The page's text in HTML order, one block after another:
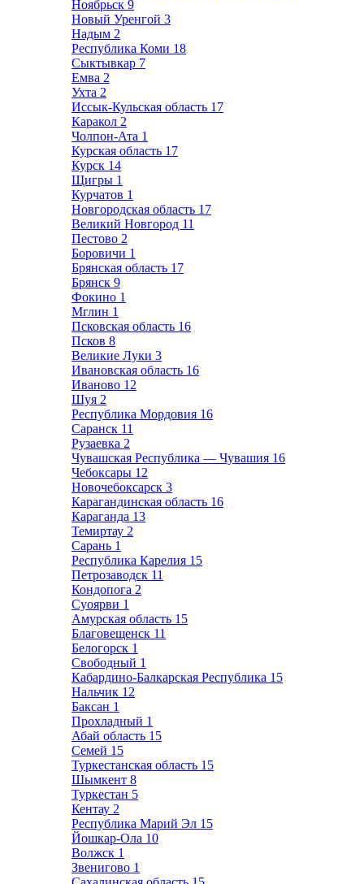
Ноябрьск 9
Новый Уренгой 3
Надым 2
Республика Коми 18
Сыктывкар 7
Емва 2
Ухта 2
Иссык-Кульская область 17
Каракол 2
Чолпон-Ата 1
Курская область 17
Курск 14
Щигры 1
Курчатов 1
Новгородская область 17
Великий Новгород 11
Пестово 2
Боровичи 1
Брянская область 17
Брянск 9
Фокино 1
Мглин 1
Псковская область 16
Псков 8
Великие Луки 3
Ивановская область 16
Иваново 12
Шуя 2
Республика Мордовия 16
Саранск 11
Рузаевка 2
Чувашская Республика — Чувашия 16
Чебоксары 12
Новочебоксарск 3
Карагандинская область 16
Караганда 13
Темиртау 2
Сарань 1
Республика Карелия 15
Петрозаводск 11
Кондопога 2
Суоярви 1
Амурская область 15
Благовещенск 11
Белогорск 1
Свободный 1
Кабардино-Балкарская Республика 15
Нальчик 12
Баксан 1
Прохладный 1
Абай область 15
Семей 15
Туркестанская область 15
Шымкент 8
Туркестан 5
Кентау 2
Республика Марий Эл 15
Йошкар-Ола 10
Волжск 1
Звенигово 1